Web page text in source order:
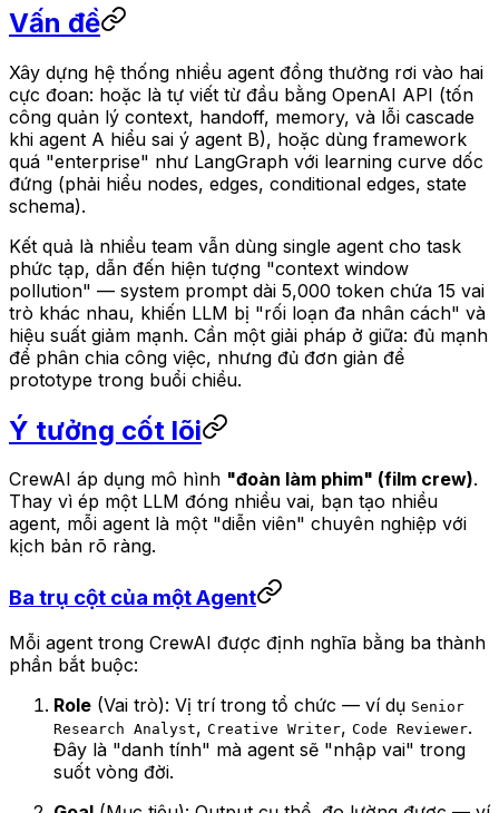
Vấn đề
Xây dựng hệ thống nhiều agent đồng thường rơi vào hai
cực đoan: hoặc là tự viết từ đầu bằng OpenAI API (tốn
công quản lý context, handoff, memory, và lỗi cascade
khi agent A hiểu sai ý agent B), hoặc dùng framework
quá "enterprise" như LangGraph với learning curve dốc
đứng (phải hiểu nodes, edges, conditional edges, state
schema).
Kết quả là nhiều team vẫn dùng single agent cho task
phức tạp, dẫn đến hiện tượng "context window
pollution" — system prompt dài 5,000 token chứa 15 vai
trò khác nhau, khiến LLM bị "rối loạn đa nhân cách" và
hiệu suất giảm mạnh. Cần một giải pháp ở giữa: đủ mạnh
để phân chia công việc, nhưng đủ đơn giản để
prototype trong buổi chiều.
Ý tưởng cốt lõi
CrewAI áp dụng mô hình "đoàn làm phim" (film crew).
Thay vì ép một LLM đóng nhiều vai, bạn tạo nhiều
agent, mỗi agent là một "diễn viên" chuyên nghiệp với
kịch bản rõ ràng.
Ba trụ cột của một Agent
Mỗi agent trong CrewAI được định nghĩa bằng ba thành
phần bắt buộc:
Role (Vai trò): Vị trí trong tổ chức — ví dụ Senior
Research Analyst, Creative Writer, Code Reviewer.
Đây là "danh tính" mà agent sẽ "nhập vai" trong
suốt vòng đời.